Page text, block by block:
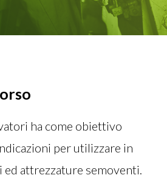
ha come obiettivo
per utilizzare in
ed attrezzature semoventi.